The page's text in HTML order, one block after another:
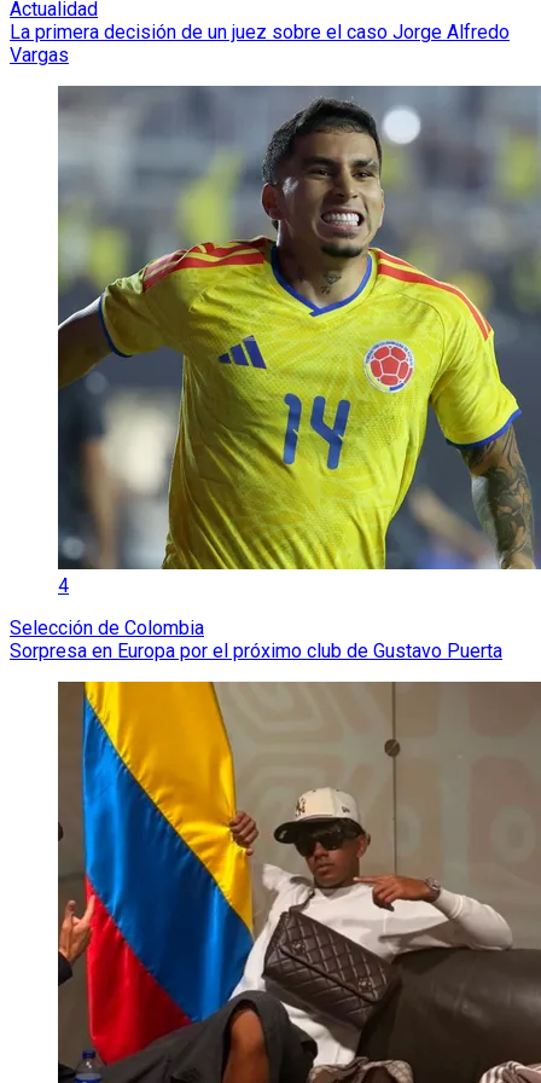
Actualidad
La primera decisión de un juez sobre el caso Jorge Alfredo
Vargas
4
Selección de Colombia
Sorpresa en Europa por el próximo club de Gustavo Puerta